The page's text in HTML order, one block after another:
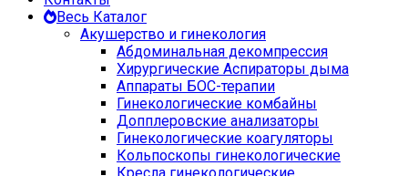
Весь Каталог
Акушерство и гинекология
Абдоминальная декомпрессия
Хирургические Аспираторы дыма
Аппараты БОС-терапии
Гинекологические комбайны
Допплеровские анализаторы
Гинекологические коагуляторы
Кольпоскопы гинекологические